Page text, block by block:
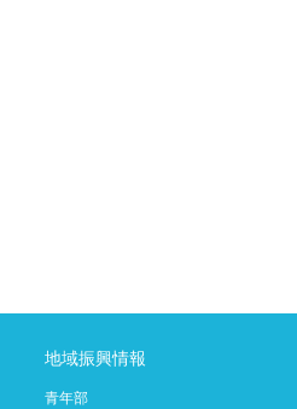
地域振興情報
青年部